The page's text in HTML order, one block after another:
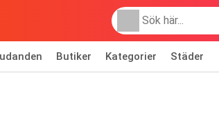
Butiker Kategorier Städer